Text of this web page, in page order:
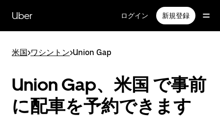
Uber ログイン 新規登録
米国>ワシントン>Union Gap
Union Gap、米国 で事前
に配車を予約できます